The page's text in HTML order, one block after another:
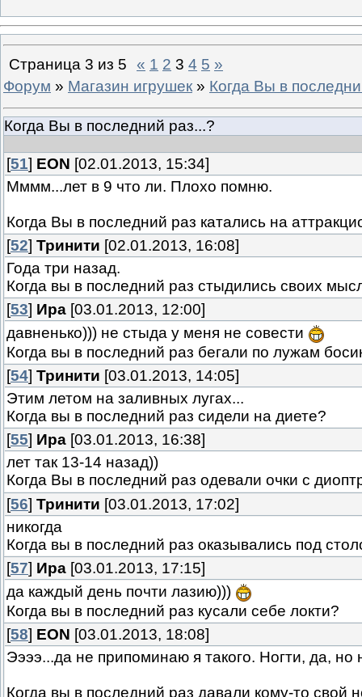
Страница 3 из 5 « 1 2 3 4 5 »
Форум » Магазин игрушек » Когда Вы в
Когда Вы в последний раз...?
[51] EON [02.01.2013, 15:34]
Мммм...лет в 9 что ли. Плохо помню.
Когда Вы в последний раз катались на
[52] Тринити [02.01.2013, 16:08]
Года три назад.
Когда вы в последний раз стыдились своих
[53] Ира [03.01.2013, 12:00]
давненько))) не стыда у меня не совести
Когда вы в последний раз бегали по лужам
[54] Тринити [03.01.2013, 14:05]
Этим летом на заливных лугах...
Когда вы в последний раз сидели на диете?
[55] Ира [03.01.2013, 16:38]
лет так 13-14 назад))
Когда Вы в последний раз одевали очки с
[56] Тринити [03.01.2013, 17:02]
никогда
Когда вы в последний раз оказывались под
[57] Ира [03.01.2013, 17:15]
да каждый день почти лазию)))
Когда вы в последний раз кусали себе локти?
[58] EON [03.01.2013, 18:08]
Ээээ...да не припоминаю я такого. Ногти, да, но
Когда вы в последний раз давали кому-то свой